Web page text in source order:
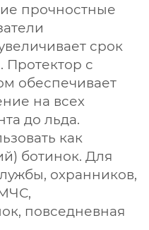
прочностные
срок
Протектор с
обеспечивает
на всех
до льда.
как
ботинок. Для
охранников,
повседневная